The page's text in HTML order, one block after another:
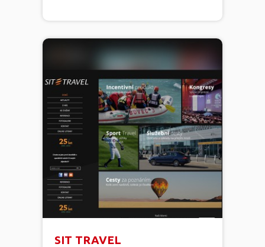
SIT TRAVEL